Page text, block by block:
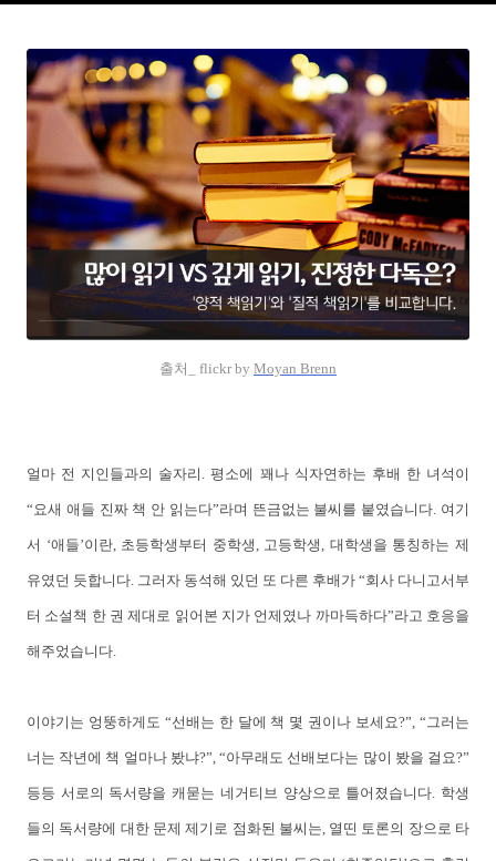
출처_ flickr by Moyan Brenn
얼마 전 지인들과의 술자리. 평소에 꽤나 식자연하는 후배 한 녀석이
“요새 애들 진짜 책 안 읽는다”라며 뜬금없는 불씨를 붙였습니다. 여기
서 ‘애들’이란, 초등학생부터 중학생, 고등학생, 대학생을 통칭하는 제
유였던 듯합니다. 그러자 동석해 있던 또 다른 후배가 “회사 다니고서부
터 소설책 한 권 제대로 읽어본 지가 언제였나 까마득하다”라고 호응을
해주었습니다.
이야기는 엉뚱하게도 “선배는 한 달에 책 몇 권이나 보세요?”, “그러는
너는 작년에 책 얼마나 봤냐?”, “아무래도 선배보다는 많이 봤을 걸요?”
등등 서로의 독서량을 캐묻는 네거티브 양상으로 틀어졌습니다. 학생
들의 독서량에 대한 문제 제기로 점화된 불씨는, 열띤 토론의 장으로 타